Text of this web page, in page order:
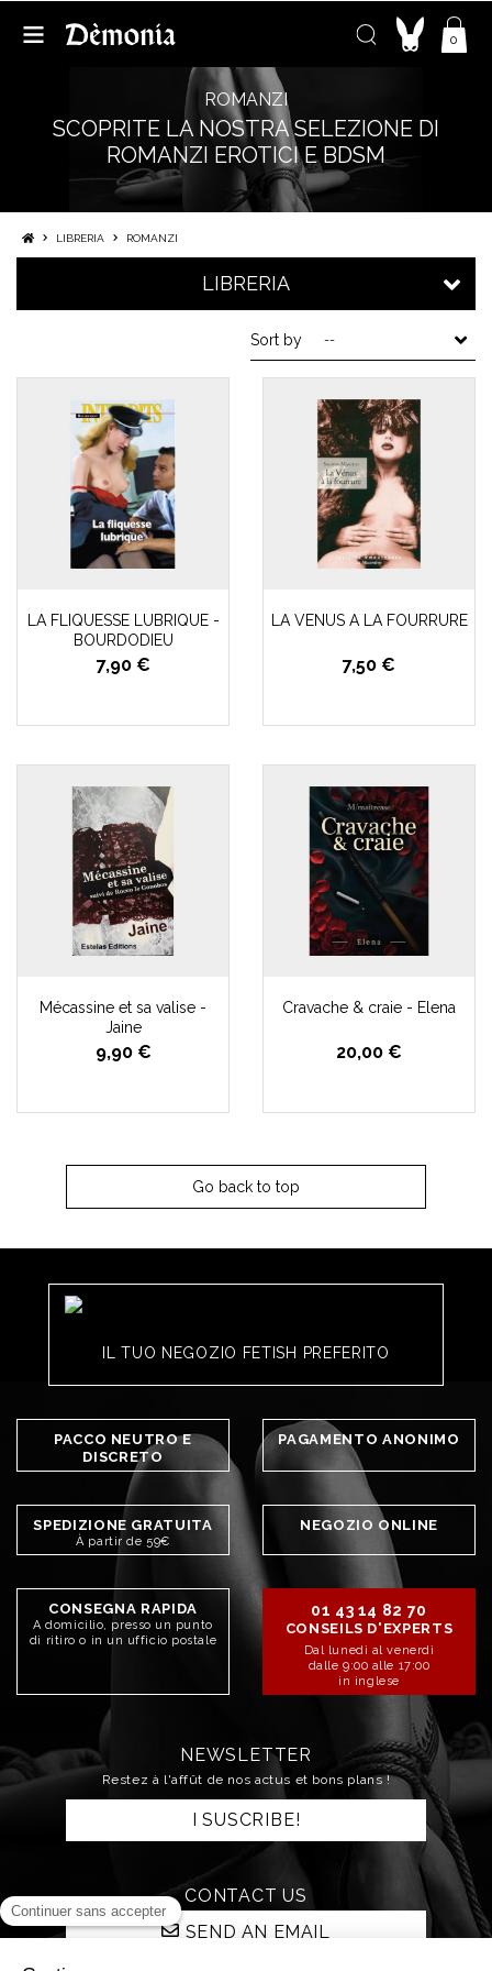
0
ROMANZI
SCOPRITE LA NOSTRA SELEZIONE DI
ROMANZI EROTICI E BDSM
LIBRERIA ROMANZI
LIBRERIA
Sort by --
LA FLIQUESSE LUBRIQUE -
BOURDODIEU
7,90 €
LA VENUS A LA FOURRURE
7,50 €
Mécassine et sa valise -
Jaine
9,90 €
Cravache & craie - Elena
20,00 €
Go back to top
IL TUO NEGOZIO FETISH PREFERITO
PACCO NEUTRO E
DISCRETO
PAGAMENTO ANONIMO
SPEDIZIONE GRATUITA
À partir de 59€
NEGOZIO ONLINE
CONSEGNA RAPIDA
A domicilio, presso un punto
di ritiro o in un ufficio postale
01 43 14 82 70
CONSEILS D'EXPERTS
Dal lunedì al venerdì
dalle 9:00 alle 17:00
in inglese
NEWSLETTER
Restez à l'affût de nos actus et bons plans !
I SUSCRIBE!
CONTACT US
SEND AN EMAIL